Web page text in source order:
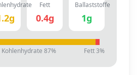
g
Fett
0.4g
Ballaststoffe
1g
Kohlenhydrate 87% Fett3%